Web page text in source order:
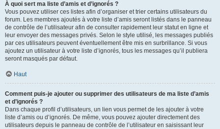
À quoi sert ma liste d’amis et d’ignorés ?
Vous pouvez utiliser ces listes afin d’organiser et trier certains utilisateurs du
forum. Les membres ajoutés à votre liste d’amis seront listés dans le panneau
de contrôle de l’utilisateur afin de consulter rapidement leur statut en ligne et
leur envoyer des messages privés. Selon le style utilisé, les messages publiés
par ces utilisateurs peuvent éventuellement être mis en surbrillance. Si vous
ajoutez un utilisateur à votre liste d’ignorés, tous les messages qu’il publiera
seront masqués par défaut.
Haut
Comment puis-je ajouter ou supprimer des utilisateurs de ma liste d’amis
et d’ignorés ?
Dans chaque profil d’utilisateurs, un lien vous permet de les ajouter à votre
liste d’amis ou d’ignorés. De même, vous pouvez ajouter directement des
utilisateurs depuis le panneau de contrôle de l’utilisateur en saisissant leur